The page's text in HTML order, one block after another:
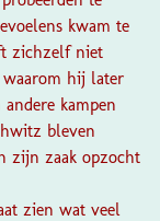
kwam te
zichzelf niet
hij later
kampen
bleven
zijn zaak opzocht
zien wat veel